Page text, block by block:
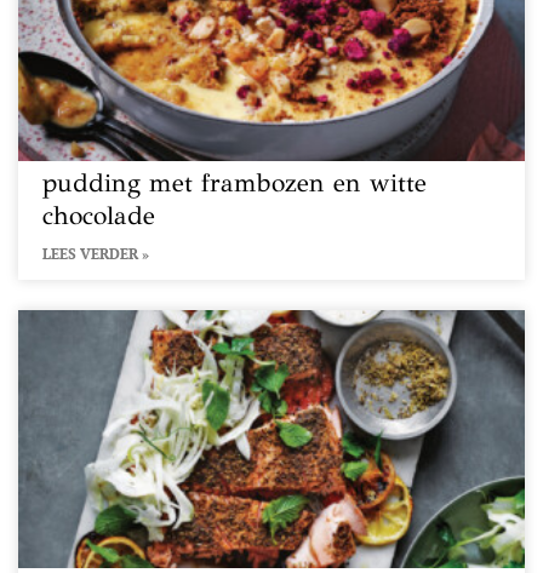
pudding met frambozen en witte
chocolade
LEES VERDER »